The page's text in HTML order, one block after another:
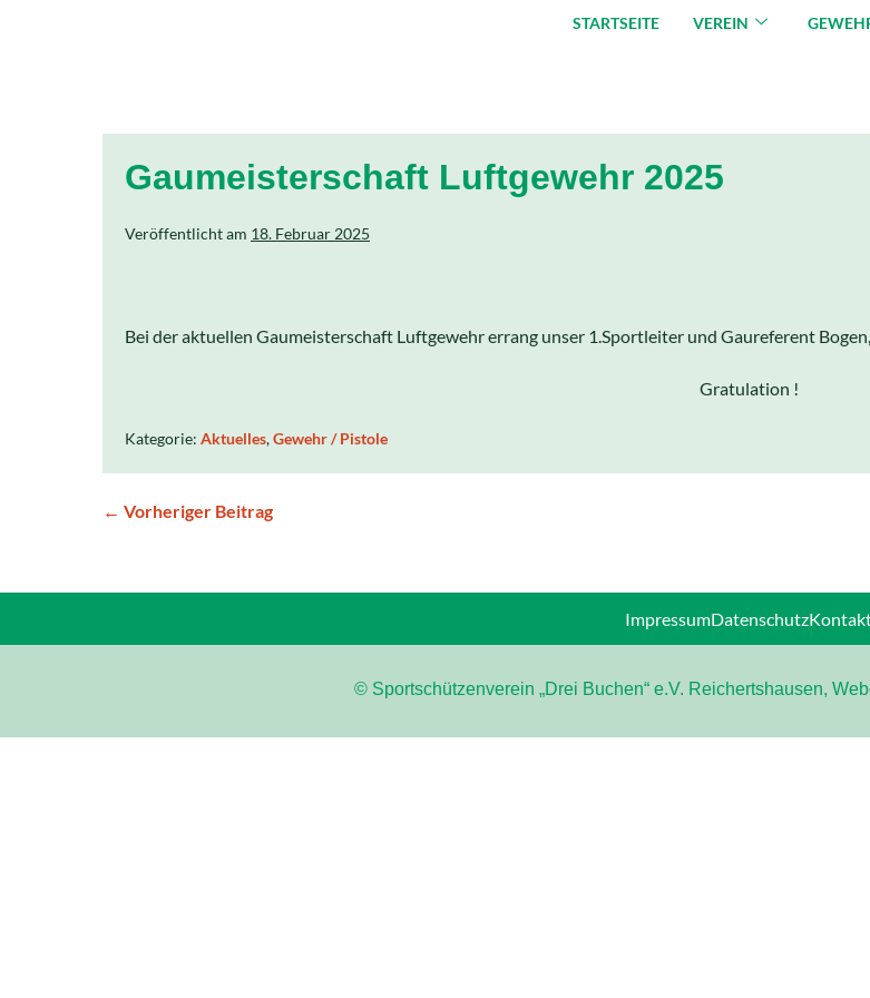
STARTSEITE VEREIN
Gaumeisterschaft Luftgewehr 2025
Veröffentlicht am 18. Februar 2025
Bei der aktuellen Gaumeisterschaft Luftgewehr errang unser 1.Sportleiter und Gaureferent
Gratulation !
Kategorie: Aktuelles,Gewehr / Pistole
← Vorheriger Beitrag
ImpressumDatenschutz
© Sportschützenverein „Drei Buchen“ e.V. Reichertshausen,